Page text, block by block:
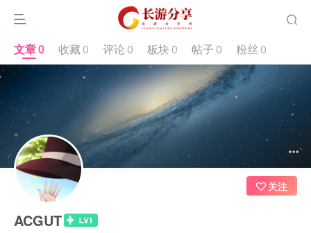
ACGUT
关注
文章0 收藏 0 评论 0 板块 0 帖子 0 粉丝 0